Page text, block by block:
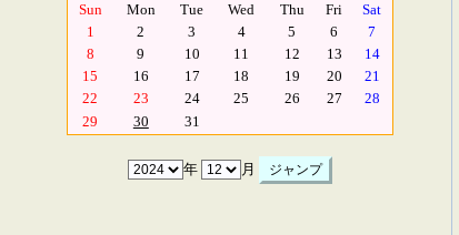
Sun Mon Tue Wed Thu Fri
Sat
1
2 3 4 5 6
7
8
9 10 11 12 13
14
15
16 17 18 19 20
21
22
23 24 25 26 27
28
29
30 31
年 月